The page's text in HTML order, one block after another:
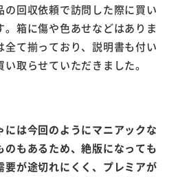
の回収依頼で訪問した際に買い
箱に傷や色あせなどはありま
全て揃っており、説明書も付い
取らせていただきました。
には今回のようにマニアックな
もあるため、絶版になっても
要が途切れにくく、プレミアが